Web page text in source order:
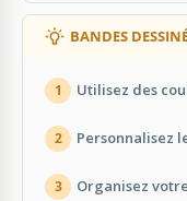
BANDES
1 Utilisez des
2 Personnalisez
3 Organisez